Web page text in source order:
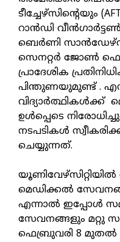
ടീച്ചേഴ്‌സിന്റെയും
റാൻഡി
ബെർണി
സെനറ്റർ ജോൺ
പ്രാദേശിക
പിന്തുണയുമുണ്ട് .
ഉൾപ്പെടെ
നടപടികൾ
ചെയ്യുന്നത്.
യൂണിവേഴ്സിറ്റിയിൽ
മെഡിക്കൽ
എന്നാൽ ഇപ്പോൾ
സേവനങ്ങളും മറ്റു
ഫെബ്രുവരി 8 മുതൽ